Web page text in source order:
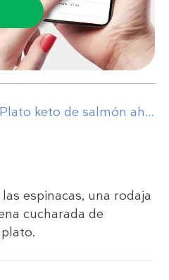
Plato keto de salmón ahumado
espinacas, una rodaja
cucharada de